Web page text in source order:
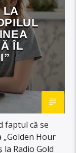
LA
ÎL
faptul că se
Hour
la Radio Gold